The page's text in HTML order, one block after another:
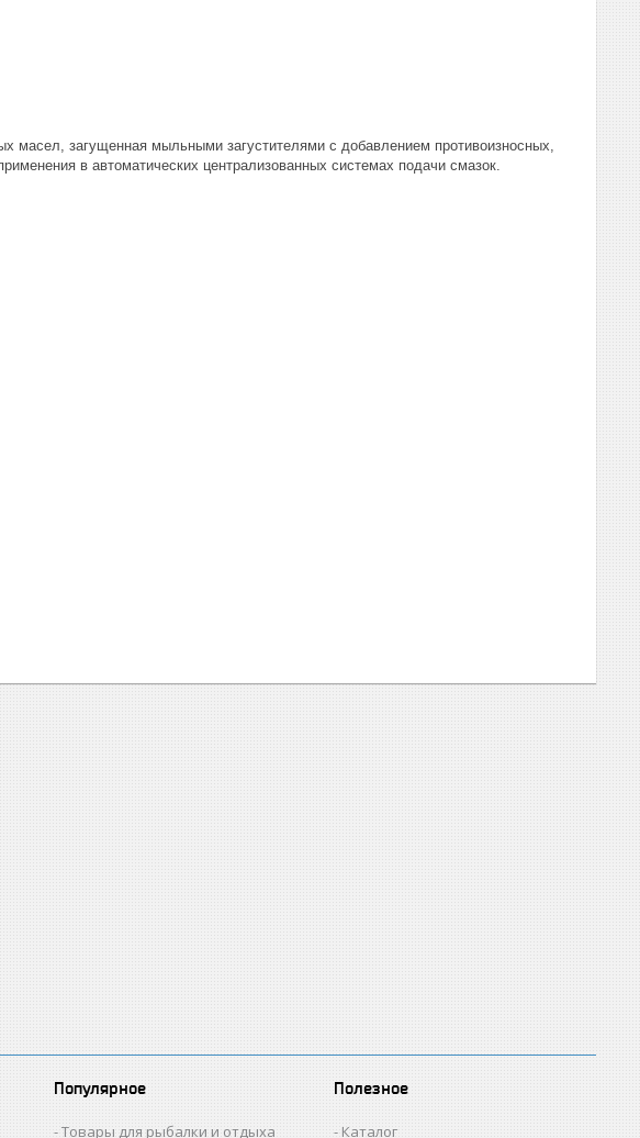
масел, загущенная мыльными загустителями с добавлением противоизносных,
в автоматических централизованных системах подачи смазок.
Популярное
Товары для рыбалки и отдыха
Полезное
Каталог